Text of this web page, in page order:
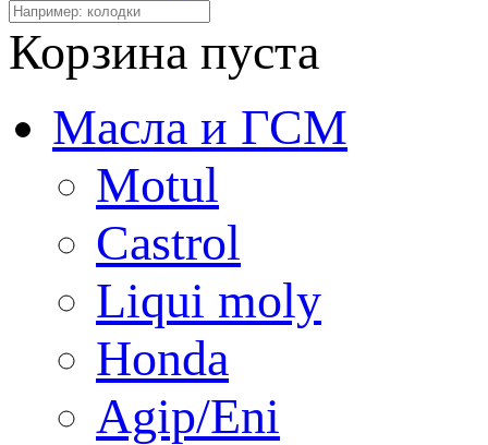
Корзина пуста
Масла и ГСМ
Motul
Castrol
Liqui moly
Honda
Agip/Eni